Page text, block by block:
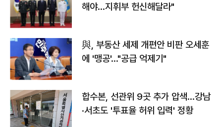
해야…지휘부 헌신해달라"
與, 부동산 세제 개편안 비판 오세훈
에 '맹공'…"공급 억제기"
합수본, 선관위 9곳 추가 압색…강남
·서초도 '투표율 허위 입력' 정황